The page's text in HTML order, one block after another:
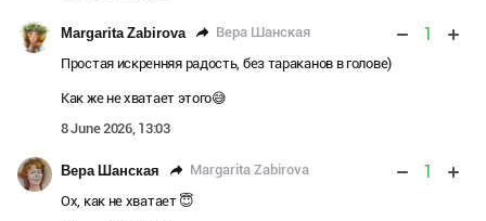
Margarita Zabirova Вера Шанская 1
Простая искренняя радость, без тараканов в голове)
Как же не хватает этого😅
8 June 2026, 13:03
Вера Шанская Margarita Zabirova 1
Ох, как не хватает 😇